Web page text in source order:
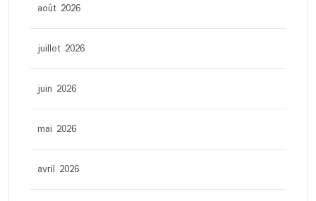
août 2026
juillet 2026
juin 2026
mai 2026
avril 2026